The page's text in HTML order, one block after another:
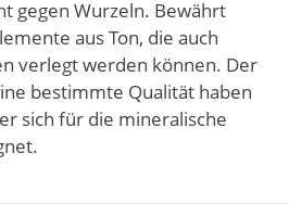
gegen Wurzeln. Bewährt
aus Ton, die auch
verlegt werden können. Der
bestimmte Qualität haben
sich für die mineralische